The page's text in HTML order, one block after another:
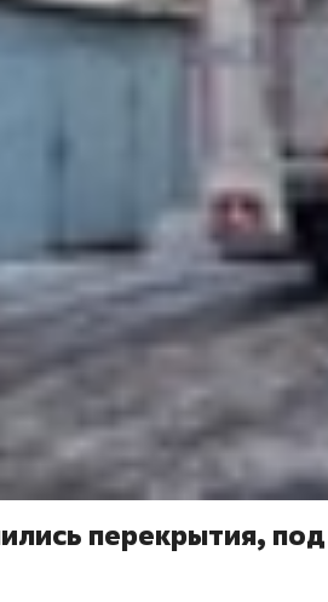
перекрытия, под